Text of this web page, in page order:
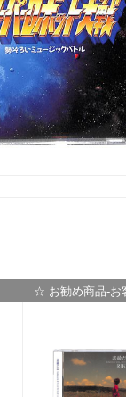
☆ お勧め商品-お